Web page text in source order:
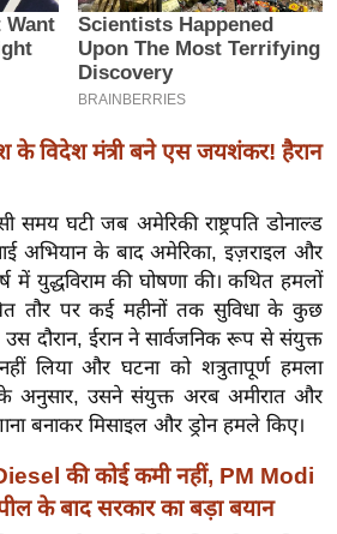
के विदेश मंत्री बने एस जयशंकर! हैरान
घटी जब अमेरिकी राष्ट्रपति डोनाल्ड
अभियान के बाद अमेरिका, इज़राइल और
में युद्धविराम की घोषणा की। कथित हमलों
तौर पर कई महीनों तक सुविधा के कुछ
उस दौरान, ईरान ने सार्वजनिक रूप से संयुक्त
लिया और घटना को शत्रुतापूर्ण हमला
के अनुसार, उसने संयुक्त अरब अमीरात और
बनाकर मिसाइल और ड्रोन हमले किए।
की कोई कमी नहीं, PM Modi
के बाद सरकार का बड़ा बयान